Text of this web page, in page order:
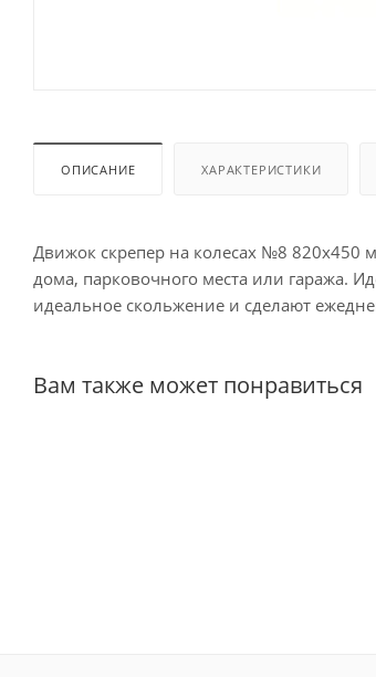
ОПИСАНИЕ ХАРАКТЕРИСТИКИ
Движок скрепер на колесах №8 820х450
дома, парковочного места или гаража.
идеальное скольжение и сделают
Вам также может понравиться